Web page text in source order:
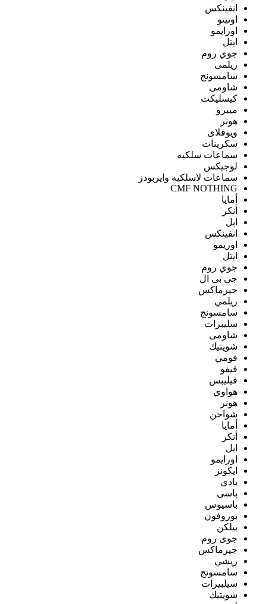
انفينكس
اوتيتو
اورايمو
ايتل
جوي روم
ريلمى
سامسونج
شاومى
كيسليكت
ميبرو
هونر
ويوفلاى
سكرينات
سماعات سلكيه
لوجيكس
سماعات لاسلكيه وايربودز
CMF NOTHING
أمايا
أنكر
ابل
انفينكس
اوريمو
ايتل
جوي روم
جى بى ال
جيرماكس
ريلمي
سامسونج
سليبرات
شاومى
شويتيك
فومي
فيفو
فيليبس
هواوي
هونر
شواحن
أمايا
أنكر
ابل
اورايمو
ايكونز
بادى
باسى
باسيوس
بوروفون
بيلكن
جوى روم
جيرماكس
ريشي
سامسونج
سيلبيرات
شويتيك